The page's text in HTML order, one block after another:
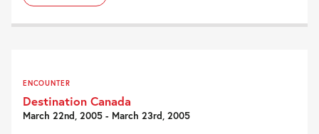
ENCOUNTER
Destination Canada
March 22nd, 2005 - March 23rd, 2005